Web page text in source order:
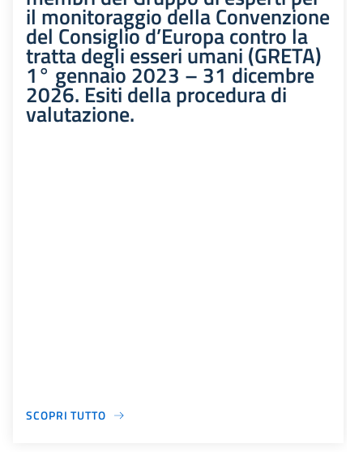
il monitoraggio della Convenzione
del Consiglio d’Europa contro la
tratta degli esseri umani (GRETA)
1° gennaio 2023 – 31 dicembre
2026. Esiti della procedura di
valutazione.
SCOPRI TUTTO